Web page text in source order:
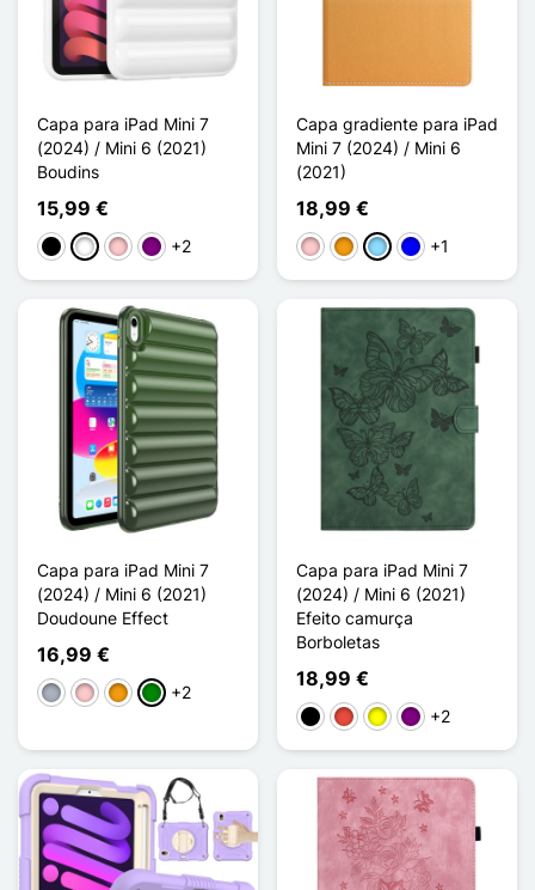
Capa para iPad Mini 7
(2024) / Mini 6 (2021)
Boudins
15,99 €
PretoBrancoRosaPúrpura
+2
Capa gradiente para iPad
Mini 7 (2024) / Mini 6
(2021)
18,99 €
RosaLaranjaAzul Claro
Azul+1
Capa para iPad Mini 7
(2024) / Mini 6 (2021)
Doudoune Effect
16,99 €
Cinzento
RosaLaranjaVerde
+2
Capa para iPad Mini 7
(2024) / Mini 6 (2021)
Efeito camurça
Borboletas
18,99 €
PretoVermelho
AmareloPúrpura
+2